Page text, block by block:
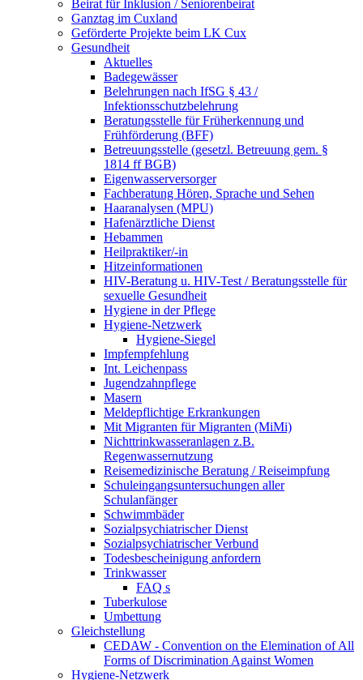
Beirat für Inklusion / Seniorenbeirat
Ganztag im Cuxland
Geförderte Projekte beim LK Cux
Gesundheit
Aktuelles
Badegewässer
Belehrungen nach IfSG § 43 /
Infektionsschutzbelehrung
Beratungsstelle für Früherkennung und
Frühförderung (BFF)
Betreuungsstelle (gesetzl. Betreuung gem. §
1814 ff BGB)
Eigenwasserversorger
Fachberatung Hören, Sprache und Sehen
Haaranalysen (MPU)
Hafenärztliche Dienst
Hebammen
Heilpraktiker/-in
Hitzeinformationen
HIV-Beratung u. HIV-Test / Beratungsstelle für
sexuelle Gesundheit
Hygiene in der Pflege
Hygiene-Netzwerk
Hygiene-Siegel
Impfempfehlung
Int. Leichenpass
Jugendzahnpflege
Masern
Meldepflichtige Erkrankungen
Mit Migranten für Migranten (MiMi)
Nichttrinkwasseranlagen z.B.
Regenwassernutzung
Reisemedizinische Beratung / Reiseimpfung
Schuleingangsuntersuchungen aller
Schulanfänger
Schwimmbäder
Sozialpsychiatrischer Dienst
Sozialpsychiatrischer Verbund
Todesbescheinigung anfordern
Trinkwasser
FAQ s
Tuberkulose
Umbettung
Gleichstellung
CEDAW - Convention on the Elemination of All
Forms of Discrimination Against Women
Hygiene-Netzwerk